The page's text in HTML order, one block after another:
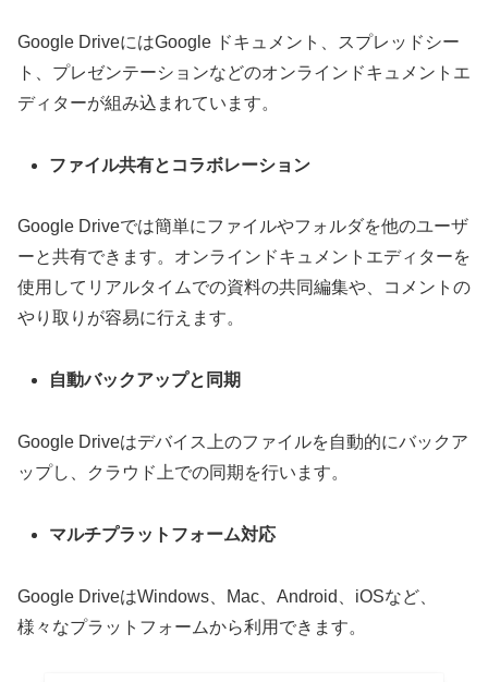
Google DriveにはGoogle ドキュメント、スプレッドシー
ト、プレゼンテーションなどのオンラインドキュメントエ
ディターが組み込まれています。
ファイル共有とコラボレーション
Google Driveでは簡単にファイルやフォルダを他のユーザ
ーと共有できます。オンラインドキュメントエディターを
使用してリアルタイムでの資料の共同編集や、コメントの
やり取りが容易に行えます。
自動バックアップと同期
Google Driveはデバイス上のファイルを自動的にバックア
ップし、クラウド上での同期を行います。
マルチプラットフォーム対応
Google DriveはWindows、Mac、Android、iOSなど、
様々なプラットフォームから利用できます。